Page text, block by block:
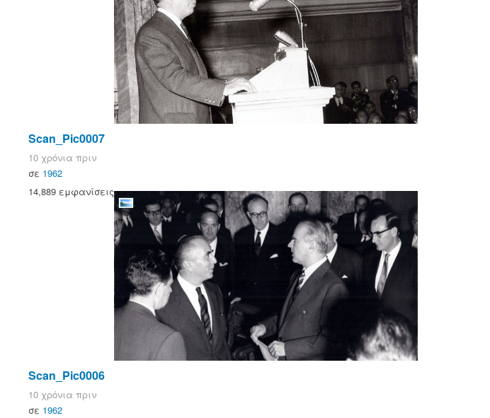
Scan_Pic0007
10 χρόνια πριν
σε 1962
14,889 εμφανίσεις
Scan_Pic0006
10 χρόνια πριν
σε 1962